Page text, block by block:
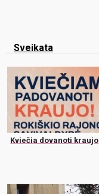
Sveikata
Kviečia dovanoti kraujo